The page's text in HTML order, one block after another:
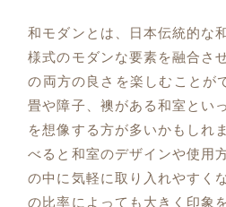
和モダンとは、日本伝統的な
様式のモダンな要素を融合さ
の両方の良さを楽しむことが
畳や障子、襖がある和室とい
を想像する方が多いかもしれ
べると和室のデザインや使用
の中に気軽に取り入れやすく
の比率によっても大きく印象